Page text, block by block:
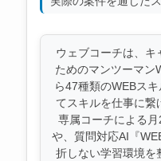
ウェブコーチは、キ
ためのマンツーマン
ら47種類のWEBス
てスキルを仕事に繋
専属コーチによる
や、質問対応AI『
折しない学習環境を